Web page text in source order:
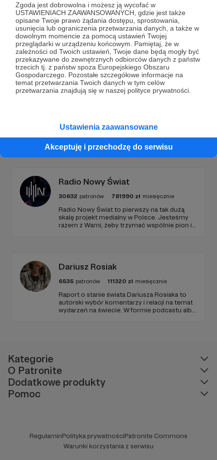
Zgoda jest dobrowolna i możesz ją wycofać w
USTAWIENIACH ZAAWANSOWANYCH, gdzie jest także
opisane Twoje prawo żądania dostępu, sprostowania,
usunięcia lub ograniczenia przetwarzania danych, a także w
dowolnym momencie za pomocą ustawień Twojej
przeglądarki w urządzeniu końcowym. Pamiętaj, że w
zależności od Twoich ustawień, Twoje dane będą mogły być
przekazywane do zewnętrznych odbiorców danych z państw
trzecich tj. z państw spoza Europejskiego Obszaru
Gospodarczego. Pozostałe szczegółowe informacje na
temat przetwarzania Twoich danych w tym celów
przetwarzania znajdują się w naszej polityce prywatności.
Ustawienia zaawansowane
Akceptuję i przechodzę do serwisu
Dołącz do grona Patronów!
Wesprzyj działalność AutoraRadio Rebeliant
teraz!
Zostań Patronem
Promowani autorzy
Radio Nowy Świat
30632 patronów 781990 zł miesięcznie
Radio Nowy Świat to pierwszy na tak dużą
skalę projekt medialny w Polsce. Jesteśmy
razem z Wami, żeby trzymać wspólnie pion i
Dariusz Rosiak
6535 patronów 111320 zł miesięcznie
Raport o stanie świata Dariusza Rosiaka to
autorski wybór komentarzy i relacji na temat
wydarzeń na świecie. W formie podcastu albo
Kategorie
O Patronite
Dodatkowe produkty
Pomoc
RegulaminPolityka prywatnościPatronite Commons
Warunki korzystania z serwisu